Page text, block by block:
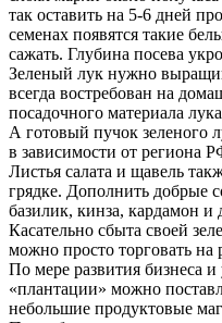
так оставить на 5-6 дней
семенах появятся такие
сажать. Глубина посева
Зеленый лук нужно
всегда востребован на
посадочного материала
А готовый пучок зеленого
в зависимости от региона
Листья салата и щавель
грядке. Дополнить добрые
базилик, кинза, кардамон и
Касательно сбыта своей
можно просто торговать на
По мере развития бизнеса
«плантации» можно
небольшие продуктовые